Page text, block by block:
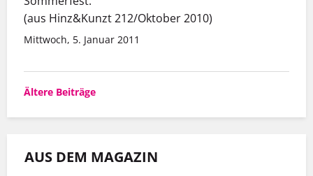
(aus Hinz&Kunzt 212/Oktober 2010)
Mittwoch, 5. Januar 2011
Beitragsnavigation
Ältere Beiträge
AUS DEM MAGAZIN